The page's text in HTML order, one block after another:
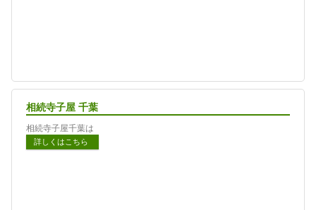
相続寺子屋 千葉
相続寺子屋千葉は
詳しくはこちら